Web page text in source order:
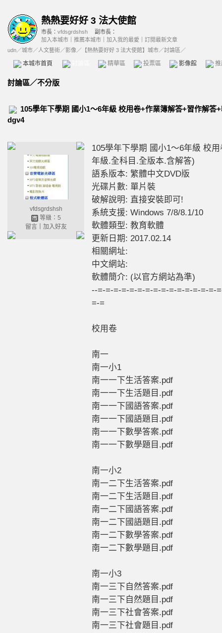
熱熱要好好 3 法大使館
市長： vfdsgrdshsh
副市長：
加入本城市
推薦本城市 加入我的最愛
訂閱最新文章
udn／城市／人文藝術／影像 ／ 【熱熱要好好 3 法大使館】城市／討論區／
本城市首頁 精華區 投票區 影像館
討論區／不分版
105學年下學期 國小1～6年級 校用卷+作業簿解答+習作解答
dgv4
vfdsgrdshsh
等級：5
留言｜ 加入好友
105學年下學期 國小1～6年級 校
年級.全科目.全版本.含解答)
語系版本: 繁體中文DVD版
光碟片數: 單片裝
破解說明: 直接安裝即可!
系統支援: Windows 7/8/8.1/10
軟體類型: 教育軟體
更新日期: 2017.02.14
相關網址:
中文網站:
軟體簡介: (以官方網站為準)
--=-=-=-=-=-=-=-=-=-=-=-=-=-=-=-
=-=
校用卷
南一
南一小1
南一一下生活答案.pdf
南一一下生活題目.pdf
南一一下國語答案.pdf
南一一下國語題目.pdf
南一一下數學答案.pdf
南一一下數學題目.pdf
南一小2
南一二下生活答案.pdf
南一二下生活題目.pdf
南一二下國語答案.pdf
南一二下國語題目.pdf
南一二下數學答案.pdf
南一二下數學題目.pdf
南一小3
南一三下自然答案.pdf
南一三下自然題目.pdf
南一三下社會答案.pdf
南一三下社會題目.pdf